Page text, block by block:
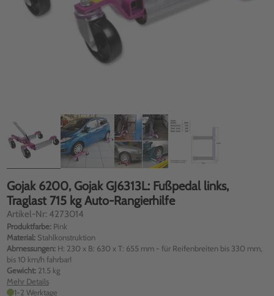
Gojak 6200, Gojak GJ6313L: Fußpedal links,
Traglast 715 kg Auto-Rangierhilfe
Artikel-Nr: 4273014
Produktfarbe: Pink
Material: Stahlkonstruktion
Abmessungen: H: 230 x B: 630 x T: 655 mm - für Reifenbreiten bis 330 mm,
bis 10 km/h fahrbar!
Gewicht: 21.5 kg
Mehr Details
1-2 Werktage